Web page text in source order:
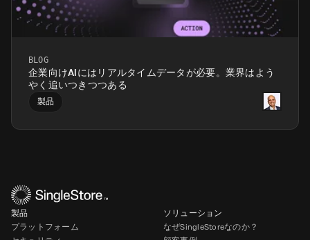
BLOG
企業向けAIにはリアルタイムデータが必要。業界はよう
やく追いつきつつある
製品
製品
プラットフォーム
ソリューション
なぜSingleStoreなのか？